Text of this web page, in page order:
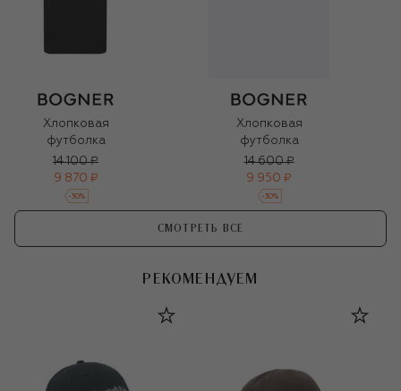
Хлопковая
футболка
14 100 ₽
9 870 ₽
-30%
Хлопковая
футболка
14 600 ₽
9 950 ₽
-30%
СМОТРЕТЬ ВСЕ
РЕКОМЕНДУЕМ